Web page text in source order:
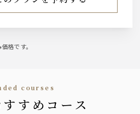
格です。
courses
すすめコース